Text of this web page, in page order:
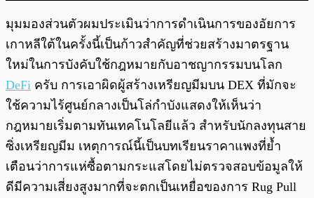
มุมมองส่วนตัวผมประเมินว่าการดำเนินการของอัยการ
เกาหลีใต้ในครั้งนี้เป็นก้าวสำคัญที่ช่วยสร้างมาตรฐาน
ใหม่ในการบังคับใช้กฎหมายกับอาชญากรรมบนโลก
DeFi ครับ การเอาผิดผู้สร้างเหรียญมีมบน DEX ที่มักจะ
ใช้ความไร้ศูนย์กลางเป็นโล่กำบังแสดงให้เห็นว่า
กฎหมายเริ่มตามทันเทคโนโลยีแล้ว สำหรับนักลงทุนสาย
ซิ่งเหรียญมีม เหตุการณ์นี้เป็นบทเรียนราคาแพงที่ย้ำ
เตือนว่าการแห่ซื้อตามกระแสโดยไม่ตรวจสอบข้อมูลให้
ดีมีความเสี่ยงสูงมากที่จะตกเป็นเหยื่อของการ Rug Pull